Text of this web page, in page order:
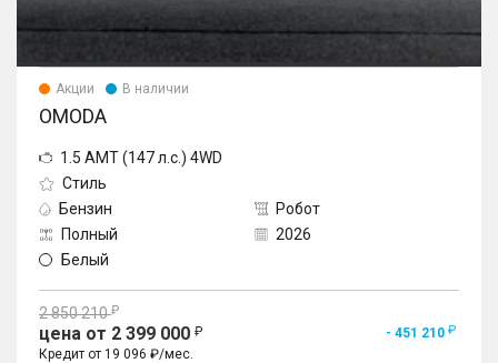
Акции В наличии
OMODA
1.5 AMT (147 л.с.) 4WD
Стиль
Бензин
Робот
Полный
2026
Белый
2 850 210
цена от 2 399 000
- 451 210
Кредит от 19 096 ₽/мес.